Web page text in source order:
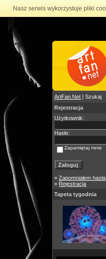
Nasz serwis wykorzystuje pliki
ArtFan.Net | Szukaj
Rejestracja
Użytkownik:
Hasło:
Zapamiętaj mnie
»Zapomniałem hasła
» Rejestracja
Tapeta tygodnia